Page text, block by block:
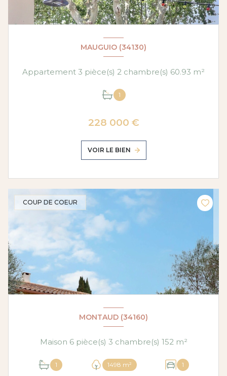
MAUGUIO (34130)
Appartement 3 pièce(s) 2 chambre(s) 60.93 m²
1
228 000 €
VOIR LE BIEN
COUP DE COEUR
MONTAUD (34160)
Maison 6 pièce(s) 3 chambre(s) 152 m²
1 1498 m² 1